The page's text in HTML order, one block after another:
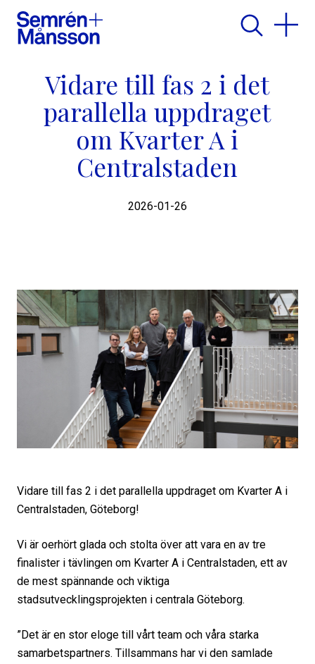
Vidare till fas 2 i det
parallella uppdraget
om Kvarter A i
Centralstaden
2026-01-26
Vidare till fas 2 i det parallella uppdraget om Kvarter A i
Centralstaden, Göteborg!
Vi är oerhört glada och stolta över att vara en av tre
finalister i tävlingen om Kvarter A i Centralstaden, ett av
de mest spännande och viktiga
stadsutvecklingsprojekten i centrala Göteborg.
”Det är en stor eloge till vårt team och våra starka
samarbetspartners. Tillsammans har vi den samlade